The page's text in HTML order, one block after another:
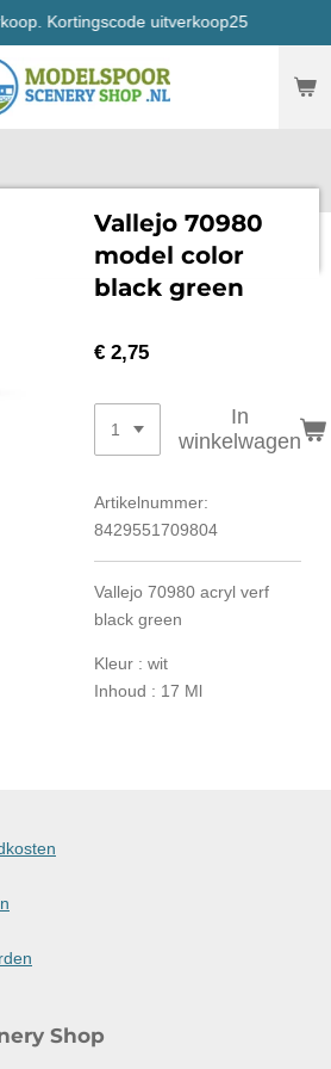
Kortingscode uitverkoop25
Vallejo 70980
model color
black green
€ 2,75
In
winkelwagen
Artikelnummer:
8429551709804
Vallejo 70980 acryl verf
black green
Kleur : wit
Inhoud : 17 Ml
Shop